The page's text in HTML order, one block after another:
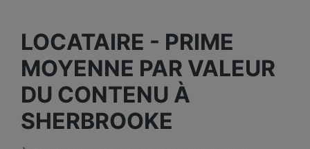
LOCATAIRE - PRIME
MOYENNE PAR VALEUR
DU CONTENU À
SHERBROOKE